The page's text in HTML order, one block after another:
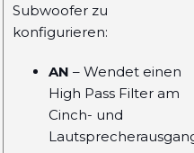
Subwoofer zu
konfigurieren:
AN – Wendet einen
High Pass Filter am
Cinch- und